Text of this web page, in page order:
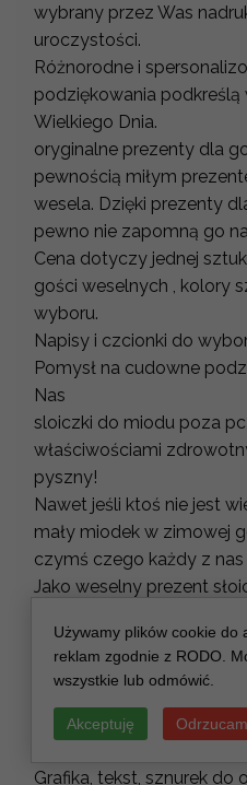
wybrany przez Was
uroczystości.
Różnorodne i
podziękowania
Wielkiego Dnia.
oryginalne prezenty dla
pewnością miłym
wesela. Dzięki prezenty
pewno nie zapomną go
Cena dotyczy jednej
gości weselnych , kolory
wyboru.
Napisy i czcionki do
Pomysł na cudowne
Nas
sloiczki do miodu poza
właściwościami
pyszny!
Nawet jeśli ktoś nie jest
mały miodek w zimowej
czymś czego każdy z
Jako weselny prezent
weselu można spokojnie
miodziki w słoiczku aż do
Jeżeli robicie własne
nas puste miód w słoiku,
Grafika, tekst, sznurek do
Używamy plików cookie do
reklam zgodnie z RODO.
wszystkie lub odmówić.
Akceptuję Odrzucam